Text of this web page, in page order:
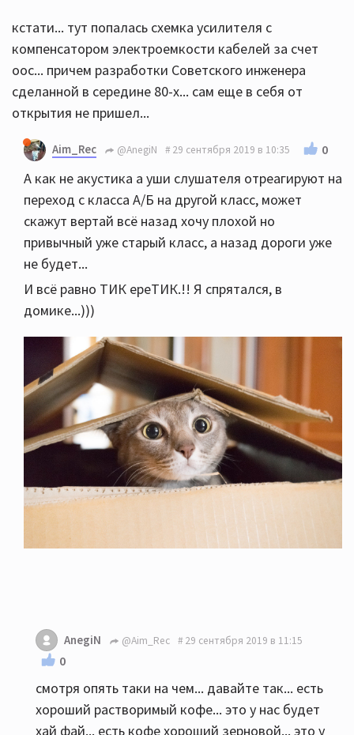
кстати... тут попалась схемка усилителя с
компенсатором электроемкости кабелей за счет
оос... причем разработки Советского инженера
сделанной в середине 80-х... сам еще в себя от
открытия не пришел...
Aim_Rec @AnegiN 29 сентября 2019 в 10:35 0
А как не акустика а уши слушателя отреагируют на
переход с класса А/Б на другой класс, может
скажут вертай всё назад хочу плохой но
привычный уже старый класс, а назад дороги уже
не будет...
И всё равно ТИК ереТИК.!! Я спрятался, в
домике...)))
AnegiN @Aim_Rec 29 сентября 2019 в 11:15
0
смотря опять таки на чем... давайте так... есть
хороший растворимый кофе... это у нас будет
хай фай... есть кофе хороший зерновой... это у